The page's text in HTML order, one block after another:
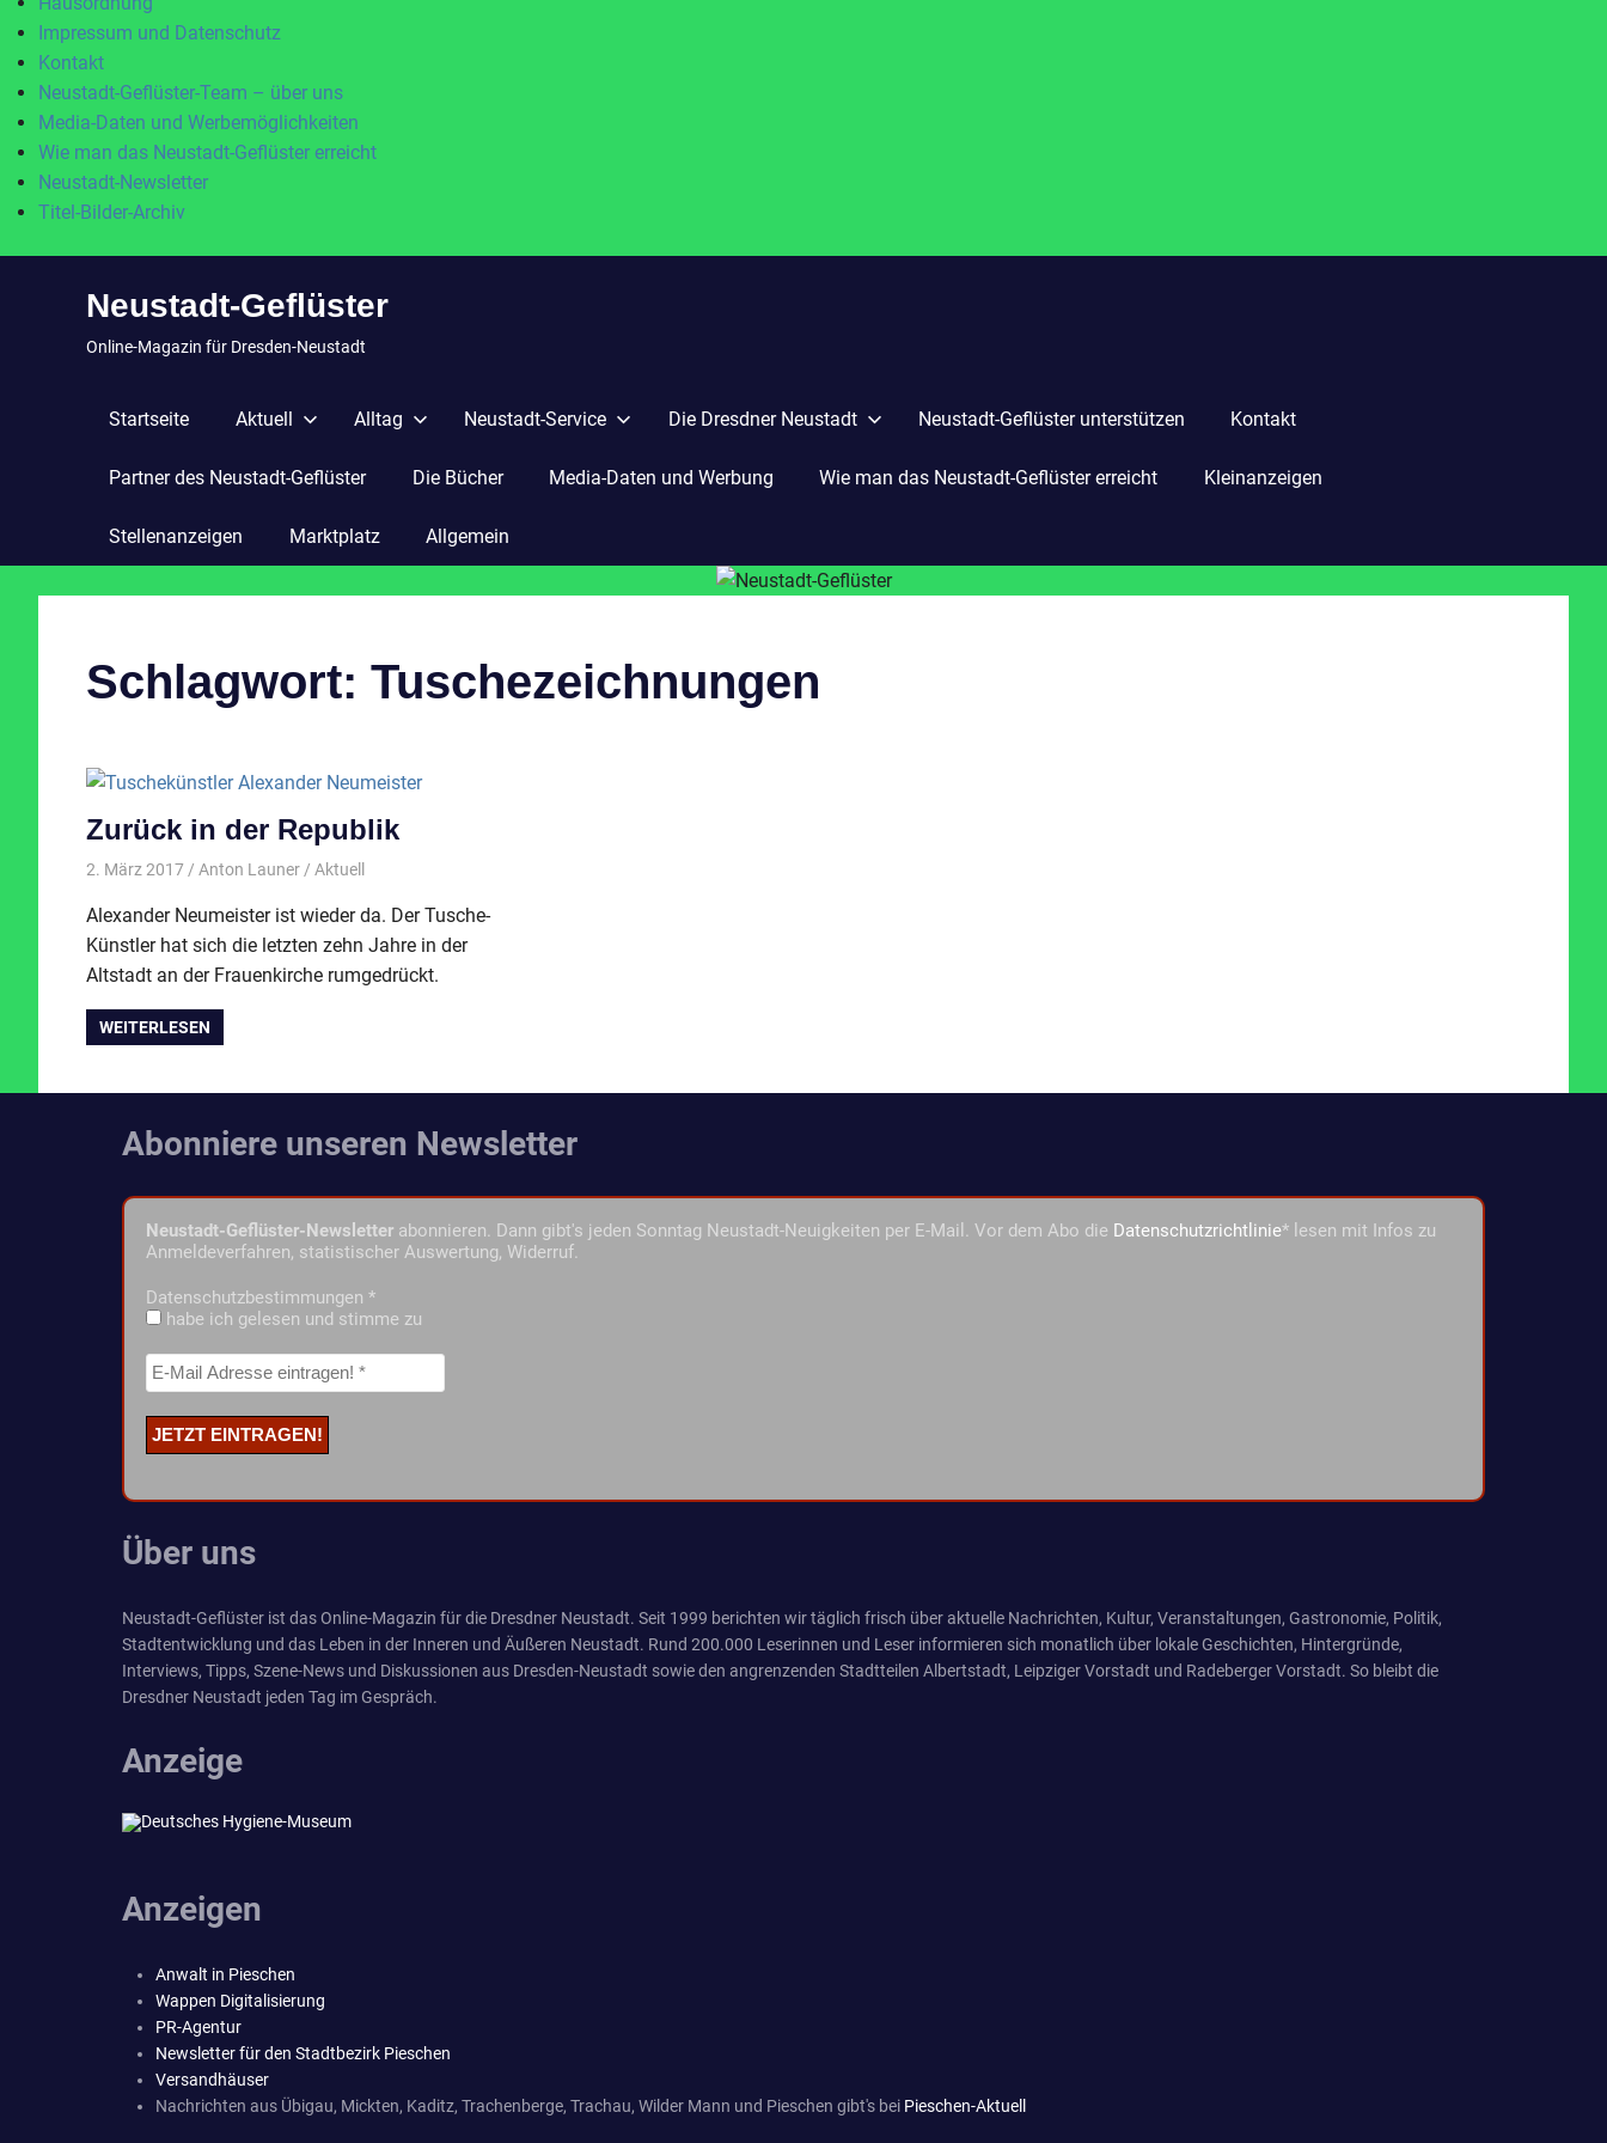
Impressum und Datenschutz
Kontakt
Neustadt-Geflüster-Team – über uns
Media-Daten und Werbemöglichkeiten
Wie man das Neustadt-Geflüster erreicht
Neustadt-Newsletter
Titel-Bilder-Archiv
Neustadt-Geflüster
Online-Magazin für Dresden-Neustadt
Startseite Aktuell Alltag Neustadt-Service Die Dresdner Neustadt Neustadt-Geflüster unterstützen Kontakt
Partner des Neustadt-Geflüster Die Bücher Media-Daten und Werbung Wie man das Neustadt-Geflüster erreicht Kleinanzeigen
Stellenanzeigen Marktplatz Allgemein
Schlagwort: Tuschezeichnungen
Zurück in der Republik
2. März 2017 Anton Launer Aktuell
Alexander Neumeister ist wieder da. Der Tusche-
Künstler hat sich die letzten zehn Jahre in der
Altstadt an der Frauenkirche rumgedrückt.
WEITERLESEN
Abonniere unseren Newsletter
Neustadt-Geflüster-Newsletter abonnieren. Dann gibt's jeden Sonntag Neustadt-Neuigkeiten per E-Mail. Vor dem Abo die Datenschutzrichtlinie* lesen mit Infos zu
Anmeldeverfahren, statistischer Auswertung, Widerruf.
Datenschutzbestimmungen *
habe ich gelesen und stimme zu
Über uns
Neustadt-Geflüster ist das Online-Magazin für die Dresdner Neustadt. Seit 1999 berichten wir täglich frisch über aktuelle Nachrichten, Kultur, Veranstaltungen, Gastronomie, Politik,
Stadtentwicklung und das Leben in der Inneren und Äußeren Neustadt. Rund 200.000 Leserinnen und Leser informieren sich monatlich über lokale Geschichten, Hintergründe,
Interviews, Tipps, Szene-News und Diskussionen aus Dresden-Neustadt sowie den angrenzenden Stadtteilen Albertstadt, Leipziger Vorstadt und Radeberger Vorstadt. So bleibt die
Dresdner Neustadt jeden Tag im Gespräch.
Anzeige
Anzeigen
Anwalt in Pieschen
Wappen Digitalisierung
PR-Agentur
Newsletter für den Stadtbezirk Pieschen
Versandhäuser
Nachrichten aus Übigau, Mickten, Kaditz, Trachenberge, Trachau, Wilder Mann und Pieschen gibt's bei Pieschen-Aktuell